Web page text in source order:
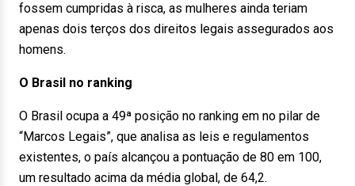
fossem cumpridas à risca, as mulheres ainda teriam
apenas dois terços dos direitos legais assegurados aos
homens.
O Brasil no ranking
O Brasil ocupa a 49ª posição no ranking em no pilar de
“Marcos Legais”, que analisa as leis e regulamentos
existentes, o país alcançou a pontuação de 80 em 100,
um resultado acima da média global, de 64,2.